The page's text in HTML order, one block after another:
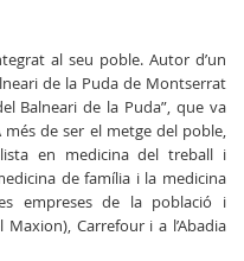
al seu poble. Autor d’un
de la Puda de Montserrat
Balneari de la Puda”, que va
de ser el metge del poble,
en medicina del treball i
de família i la medicina
empreses de la població i
Carrefour i a l’Abadia